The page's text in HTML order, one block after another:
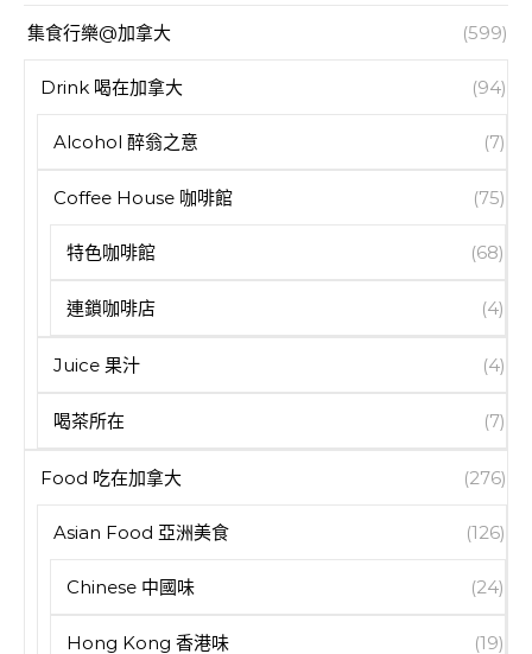
集食行樂@加拿大 (599)
Drink 喝在加拿大 (94)
Alcohol 醉翁之意 (7)
Coffee House 咖啡館 (75)
特色咖啡館 (68)
連鎖咖啡店 (4)
Juice 果汁 (4)
喝茶所在 (7)
Food 吃在加拿大 (276)
Asian Food 亞洲美食 (126)
Chinese 中國味 (24)
Hong Kong 香港味 (19)